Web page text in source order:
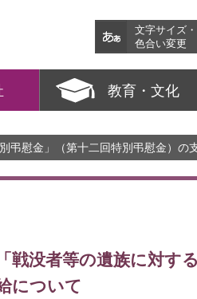
文字サイズ・
色合い変更
教育・文化
弔慰金」（第十二回特別弔慰金）の
「戦没者等の遺族に対す
について